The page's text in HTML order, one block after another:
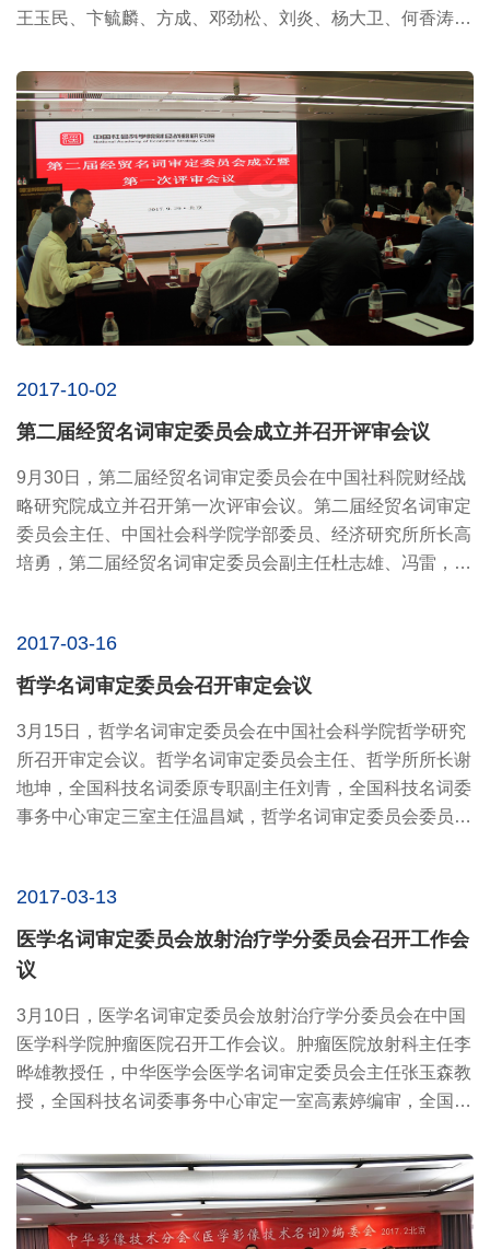
王玉民、卞毓麟、方成、邓劲松、刘炎、杨大卫、何香涛、
2017-10-02
第二届经贸名词审定委员会成立并召开评审会议
9月30日，第二届经贸名词审定委员会在中国社科院财经战
略研究院成立并召开第一次评审会议。第二届经贸名词审定
委员会主任、中国社会科学院学部委员、经济研究所所长高
培勇，第二届经贸名词审定委员会副主任杜志雄、冯雷，中
2017-03-16
哲学名词审定委员会召开审定会议
3月15日，哲学名词审定委员会在中国社会科学院哲学研究
所召开审定会议。哲学名词审定委员会主任、哲学所所长谢
地坤，全国科技名词委原专职副主任刘青，全国科技名词委
事务中心审定三室主任温昌斌，哲学名词审定委员会委员和
2017-03-13
医学名词审定委员会放射治疗学分委员会召开工作会
议
3月10日，医学名词审定委员会放射治疗学分委员会在中国
医学科学院肿瘤医院召开工作会议。肿瘤医院放射科主任李
晔雄教授任，中华医学会医学名词审定委员会主任张玉森教
授，全国科技名词委事务中心审定一室高素婷编审，全国科